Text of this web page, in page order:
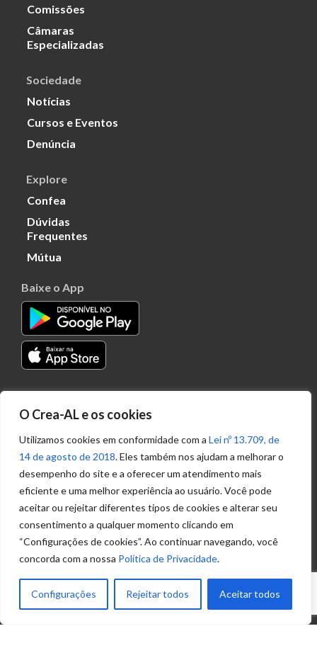
O Crea-AL e os cookies
Utilizamos cookies em conformidade com a Lei nº 13.709, de
14 de agosto de 2018. Eles também nos ajudam a melhorar o
desempenho do site e a oferecer um atendimento mais
eficiente e uma melhor experiência ao usuário. Você pode
aceitar ou rejeitar diferentes tipos de cookies e alterar seu
consentimento a qualquer momento clicando em
“Configurações de cookies”. Ao continuar navegando, você
concorda com a nossa Política de Privacidade.
Configurações Rejeitar todos Aceitar todos
Comissões
Câmaras
Especializadas
Sociedade
Notícias
Cursos e Eventos
Denúncia
Explore
Confea
Dúvidas
Frequentes
Mútua
Baixe o App
Transparência
Portal
Acesso à
Informação
Política de
Privacidade de
Ouvidoria
(82) 2123 0864
ouvidoria@crea-al.org.br
Fale Conosco